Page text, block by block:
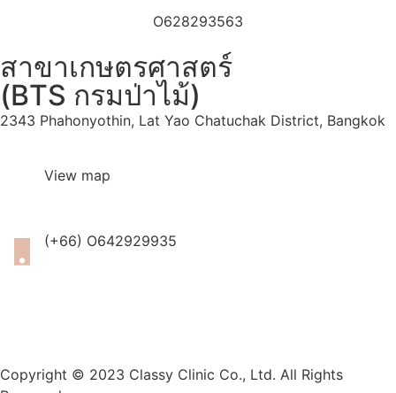
O628293563
สาขาเกษตรศาสตร์
(BTS กรมป่าไม้)
2343 Phahonyothin, Lat Yao Chatuchak District, Bangkok
View map
(+66) O642929935
Copyright © 2023 Classy Clinic Co., Ltd. All Rights